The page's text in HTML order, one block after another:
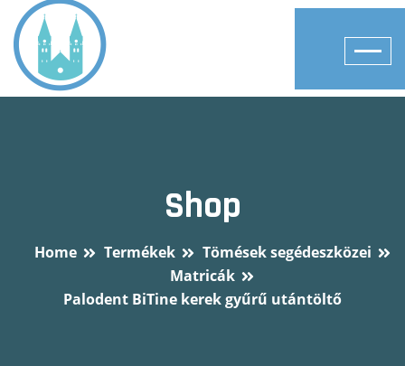
Shop
Home Termékek
Tömések segédeszközei
Matricák
Palodent BiTine kerek gyűrű utántöltő